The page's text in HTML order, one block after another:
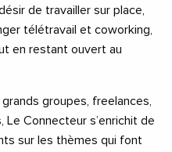
de travailler sur place,
télétravail et coworking,
en restant ouvert au
groupes, freelances,
Le Connecteur s’enrichit de
sur les thèmes qui font